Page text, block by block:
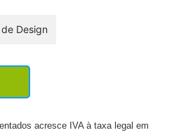
Design
acresce IVA à taxa legal em